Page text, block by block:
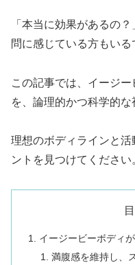
「本当に効果があるの
問に感じている方もいる
この記事では、イージ
を、論理的かつ科学的な
理想のボディラインと
ントを見つけてください
イージービーボディ
満腹感を維持し、